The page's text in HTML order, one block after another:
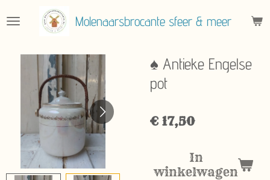
direct
hoofdinhoud
Molenaarsbrocante sfeer & meer
♠ Antieke Engelse
pot
€ 17,50
In
winkelwagen